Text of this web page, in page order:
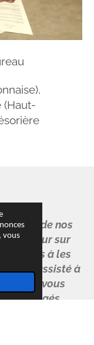
vous
(Haut-
de nos
"Retour sur
pas à les
assisté à
voulez vous
partagés.